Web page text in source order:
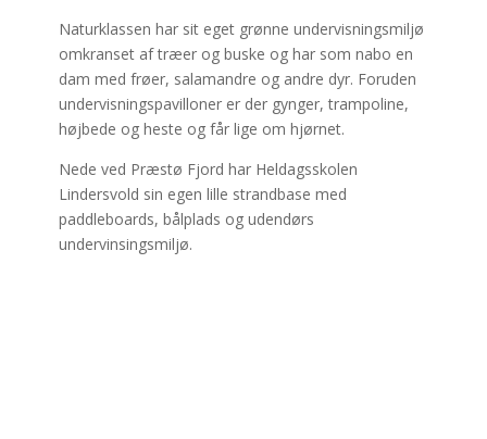
Naturklassen har sit eget grønne undervisningsmiljø
omkranset af træer og buske og har som nabo en
dam med frøer, salamandre og andre dyr. Foruden
undervisningspavilloner er der gynger, trampoline,
højbede og heste og får lige om hjørnet.
Nede ved Præstø Fjord har Heldagsskolen
Lindersvold sin egen lille strandbase med
paddleboards, bålplads og udendørs
undervinsingsmiljø.